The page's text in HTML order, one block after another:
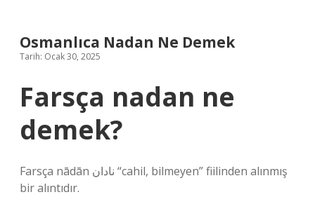
Osmanlıca Nadan Ne Demek
Tarih: Ocak 30, 2025
Farsça nadan ne
demek?
Farsça nādān نادان “cahil, bilmeyen” fiilinden alınmış
bir alıntıdır.